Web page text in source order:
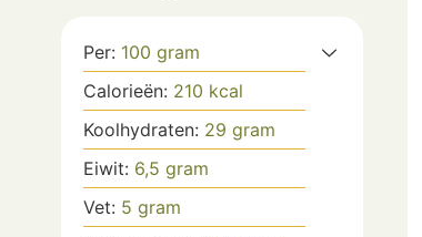
Per: 100 gram
Calorieën: 210 kcal
Koolhydraten: 29 gram
Eiwit: 6,5 gram
Vet: 5 gram